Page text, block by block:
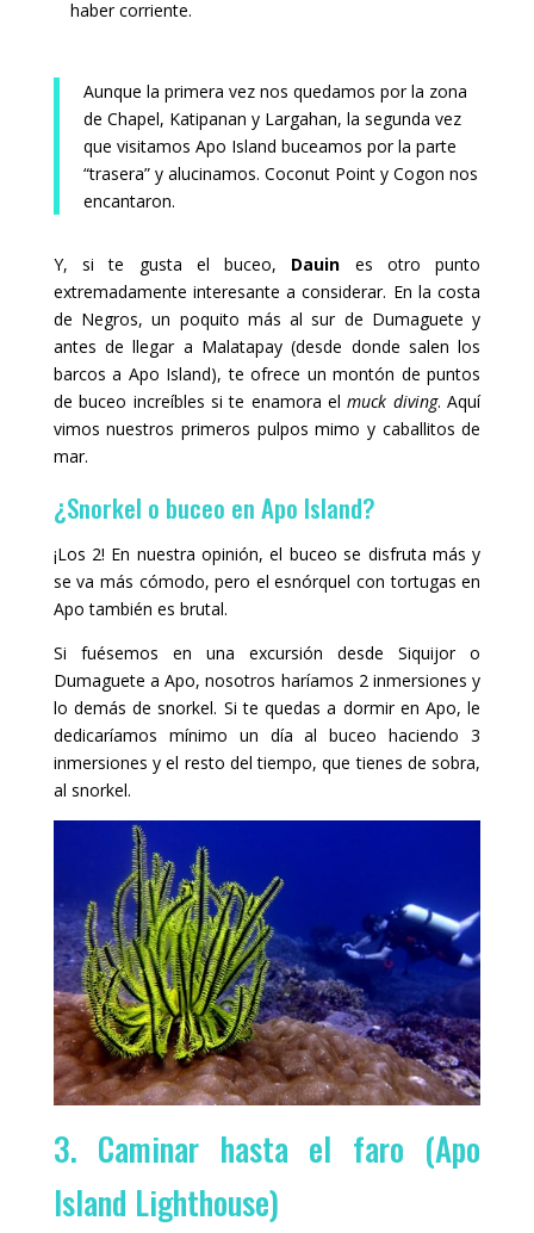
haber corriente.
Aunque la primera vez nos quedamos por la zona
de Chapel, Katipanan y Largahan, la segunda vez
que visitamos Apo Island buceamos por la parte
“trasera” y alucinamos. Coconut Point y Cogon nos
encantaron.
Y, si te gusta el buceo, Dauin es otro punto
extremadamente interesante a considerar. En la costa
de Negros, un poquito más al sur de Dumaguete y
antes de llegar a Malatapay (desde donde salen los
barcos a Apo Island), te ofrece un montón de puntos
de buceo increíbles si te enamora elmuck diving. Aquí
vimos nuestros primeros pulpos mimo y caballitos de
mar.
¿Snorkel o buceo en Apo Island?
¡Los 2! En nuestra opinión, el buceo se disfruta más y
se va más cómodo, pero el esnórquel con tortugas en
Apo también es brutal.
Si fuésemos en una excursión desde Siquijor o
Dumaguete a Apo, nosotros haríamos 2 inmersiones y
lo demás de snorkel. Si te quedas a dormir en Apo, le
dedicaríamos mínimo un día al buceo haciendo 3
inmersiones y el resto del tiempo, que tienes de sobra,
al snorkel.
3. Caminar hasta el faro (Apo
Island Lighthouse)